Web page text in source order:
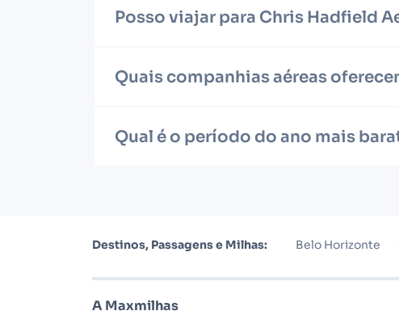
Posso viajar para Chris Hadfield
Quais companhias aéreas
Qual é o período do ano mais
Destinos, Passagens e Milhas: Belo Horizonte
A Maxmilhas